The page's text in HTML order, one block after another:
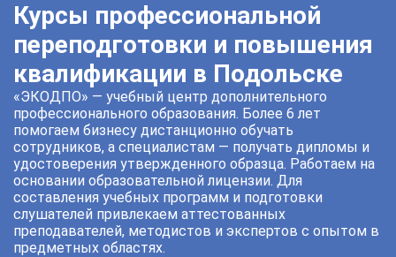
Курсы профессиональной
переподготовки и повышения
квалификации в Подольске
«ЭКОДПО» — учебный центр дополнительного
профессионального образования. Более 6 лет
помогаем бизнесу дистанционно обучать
сотрудников, а специалистам — получать дипломы и
удостоверения утвержденного образца. Работаем на
основании образовательной лицензии. Для
составления учебных программ и подготовки
слушателей привлекаем аттестованных
преподавателей, методистов и экспертов с опытом в
предметных областях.